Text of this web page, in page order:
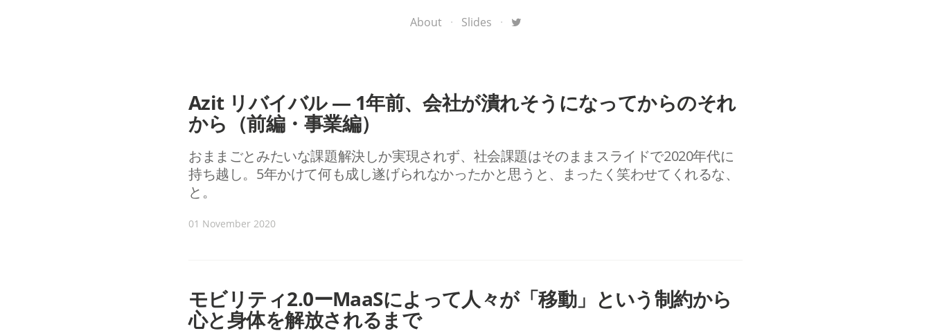
About· Slides ·
Azit リバイバル ― 1年前、会社が潰れそうになってからのそれ
から（前編・事業編）
おままごとみたいな課題解決しか実現されず、社会課題はそのままスライドで2020年代に
持ち越し。5年かけて何も成し遂げられなかったかと思うと、まったく笑わせてくれるな、
と。
01 November 2020
モビリティ2.0ーMaaSによって人々が「移動」という制約から
心と身体を解放されるまで